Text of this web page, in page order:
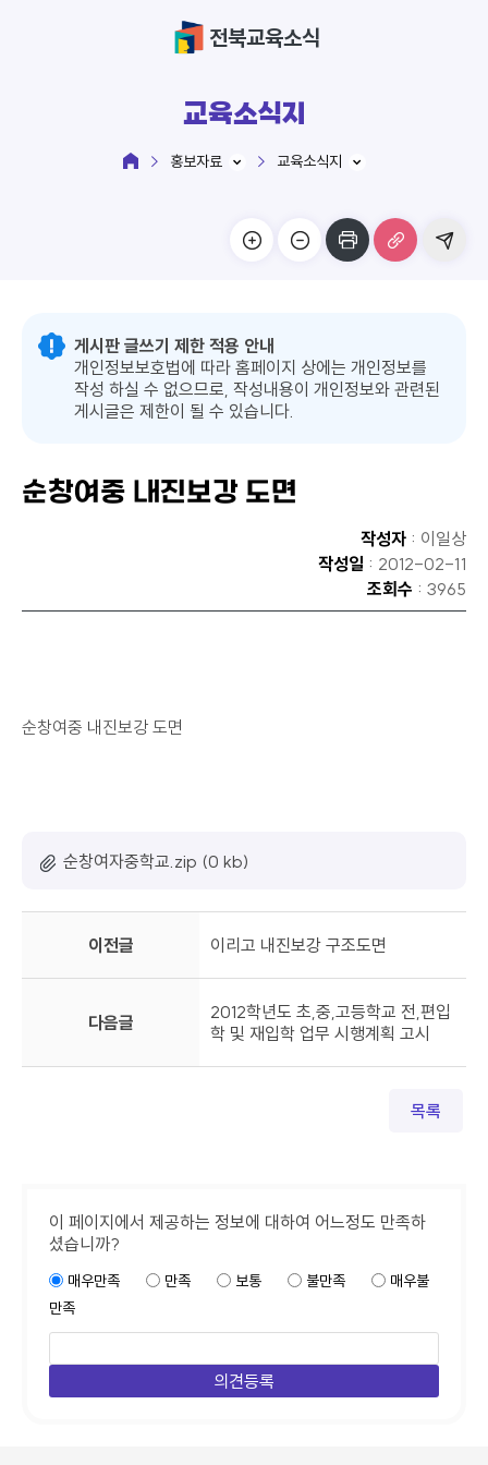
전북교육소식
교육소식지
홍보자료 교육소식지
게시판 글쓰기 제한 적용 안내
개인정보보호법에 따라 홈페이지 상에는 개인정보를
작성 하실 수 없으므로, 작성내용이 개인정보와 관련된
게시글은 제한이 될 수 있습니다.
순창여중 내진보강 도면
작성자 : 이일상
작성일 : 2012-02-11
조회수 : 3965
순창여중 내진보강 도면
순창여자중학교.zip (0 kb)
이전글 이리고 내진보강 구조도면
다음글
2012학년도 초,중,고등학교 전,편입
학 및 재입학 업무 시행계획 고시
목록
이 페이지에서 제공하는 정보에 대하여 어느정도 만족하
셨습니까?
매우만족 만족 보통 불만족
매우불
만족